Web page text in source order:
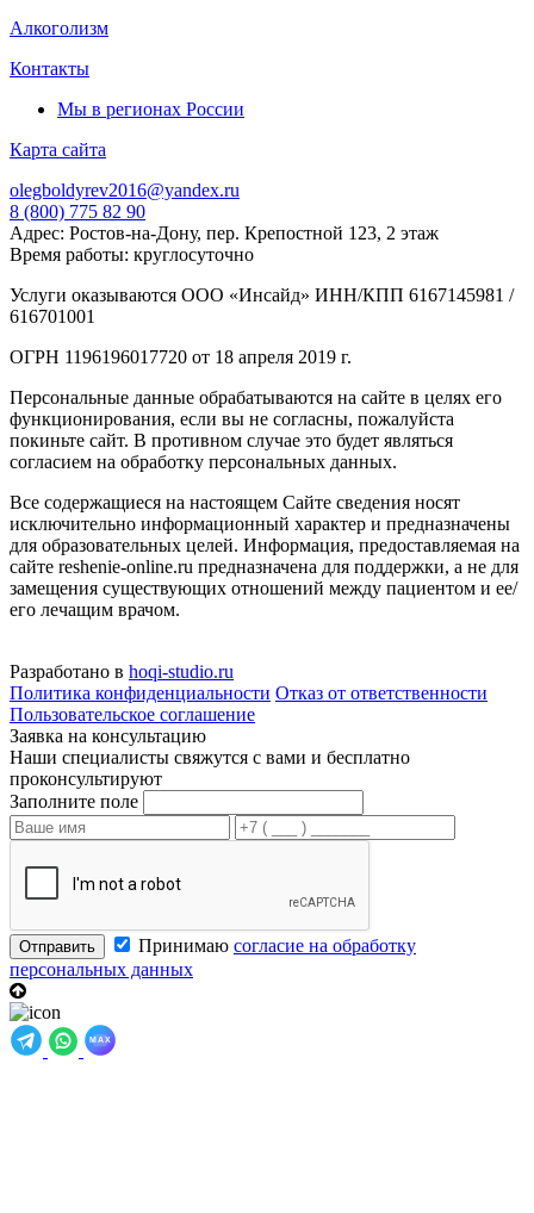
Алкоголизм
Контакты
Мы в регионах России
Карта сайта
olegboldyrev2016@yandex.ru
8 (800) 775 82 90
Адрес: Ростов-на-Дону, пер. Крепостной 123, 2 этаж
Время работы: круглосуточно
Услуги оказываются ООО «Инсайд» ИНН/КПП 6167145981 /
616701001
ОГРН 1196196017720 от 18 апреля 2019 г.
Персональные данные обрабатываются на сайте в целях его
функционирования, если вы не согласны, пожалуйста
покиньте сайт. В противном случае это будет являться
согласием на обработку персональных данных.
Все содержащиеся на настоящем Сайте сведения носят
исключительно информационный характер и предназначены
для образовательных целей. Информация, предоставляемая на
сайте reshenie-online.ru предназначена для поддержки, а не для
замещения существующих отношений между пациентом и ее/
его лечащим врачом.
Разработано в hoqi-studio.ru
Политика конфиденциальности Отказ от ответственности
Пользовательское соглашение
Заявка на консультацию
Наши специалисты свяжутся с вами и бесплатно
проконсультируют
Заполните поле
Отправить Принимаю согласие на обработку
персональных данных
MAX